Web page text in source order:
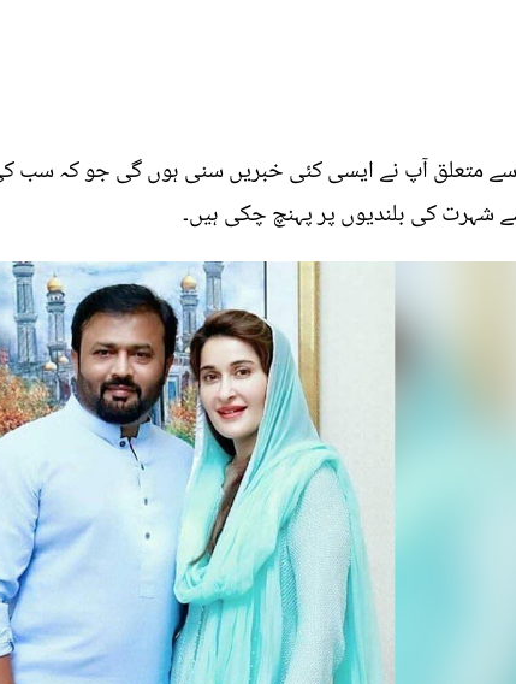
سے متعلق آپ نے ایسی کئی خبریں سنی ہوں گی جو کہ سب
شہرت کی بلندیوں پر پہنچ چکی ہیں۔